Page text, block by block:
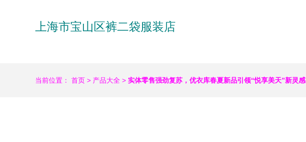
上海市宝山区裤二袋服装店
当前位置： 首页 > 产品大全 > 实体零售强劲复苏，优衣库春夏新品引领“悦享美天”新灵感